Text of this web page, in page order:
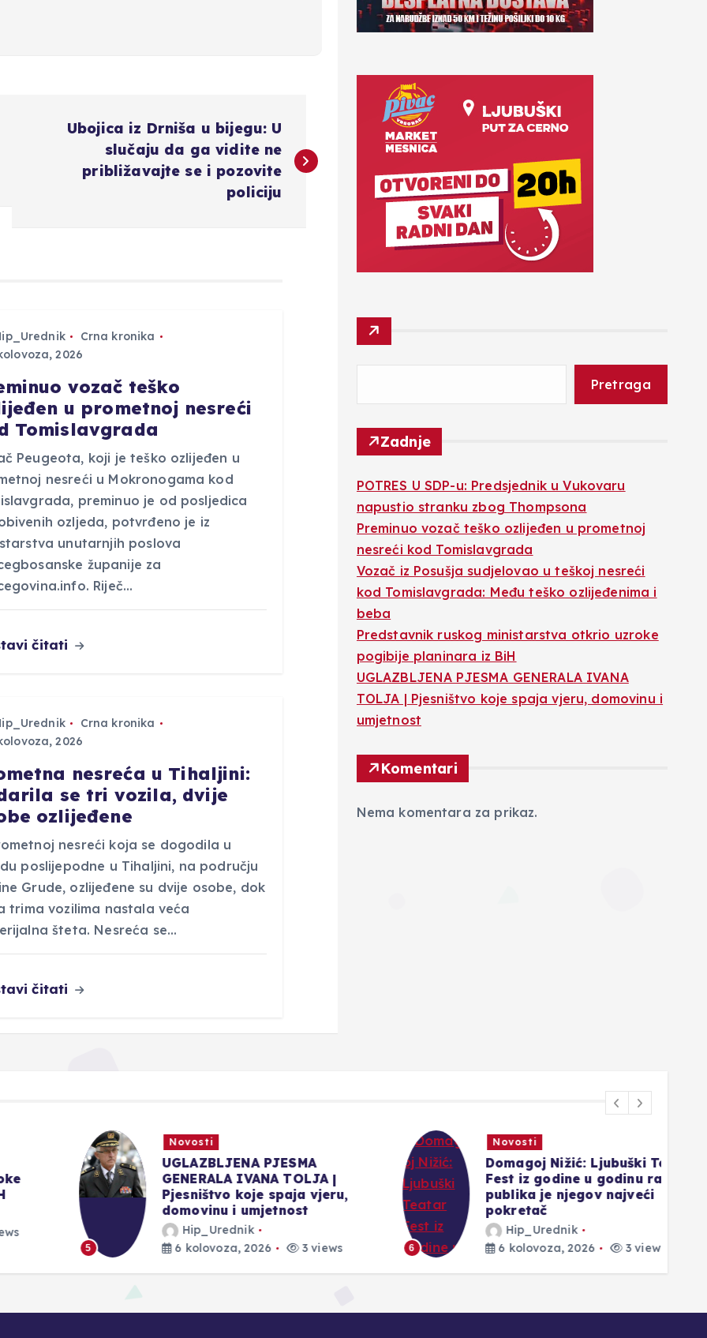
Ubojica iz Drniša u bijegu: U
slučaju da ga vidite ne
približavajte se i pozovite
policiju
Crna kronika
2026
vozač teško
u prometnoj nesreći
Tomislavgrada
Peugeota, koji je teško ozlijeđen u
nesreći u Mokronogama kod
preminuo je od posljedica
ozljeda, potvrđeno je iz
unutarnjih poslova
županije za
Riječ…
čitati
Crna kronika
2026
nesreća u Tihaljini:
se tri vozila, dvije
ozlijeđene
nesreći koja se dogodila u
poslijepodne u Tihaljini, na području
Grude, ozlijeđene su dvije osobe, dok
trima vozilima nastala veća
šteta. Nesreća se…
čitati
Pretraga
Zadnje
POTRES U SDP-u: Predsjednik u Vukovaru
napustio stranku zbog Thompsona
Preminuo vozač teško ozlijeđen u prometnoj
nesreći kod Tomislavgrada
Vozač iz Posušja sudjelovao u teškoj nesreći
kod Tomislavgrada: Među teško ozlijeđenima i
beba
Predstavnik ruskog ministarstva otkrio uzroke
pogibije planinara iz BiH
UGLAZBLJENA PJESMA GENERALA IVANA
TOLJA | Pjesništvo koje spaja vjeru, domovinu i
umjetnost
Komentari
Nema komentara za prikaz.
Novosti
UGLAZBLJENA PJESMA
GENERALA IVANA TOLJA |
Pjesništvo koje spaja vjeru,
domovinu i umjetnost
Hip_Urednik
6 kolovoza, 2026
3 views
Novosti
Domagoj Nižić: Ljubuški Teatar
Fest iz godine u godinu raste, a
publika je njegov najveći
pokretač
Hip_Urednik
6 kolovoza, 2026
3 views